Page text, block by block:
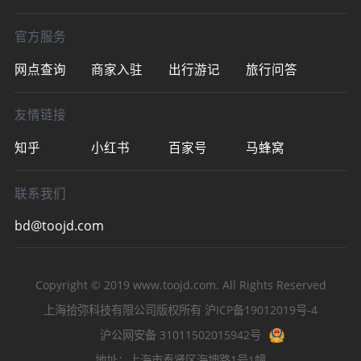
官方服务
网点查询
商家入驻 出行游记 旅行问答
友情链接
知乎
小红书 百家号 马蜂窝
联系我们
bd@toojd.com
Copyright © 2019 www.toojd.com. All Rights Reserved
上海拾弥科技有限公司版权所有 沪ICP备19012019号-4
沪公网安备 31011502015942号